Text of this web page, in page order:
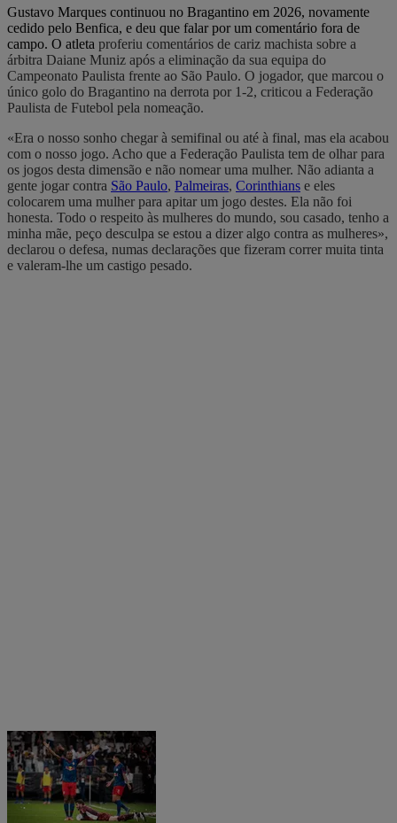
Gustavo Marques continuou no Bragantino em 2026, novamente
cedido pelo Benfica, e deu que falar por um comentário fora de
campo. O atleta proferiu comentários de cariz machista sobre a
árbitra Daiane Muniz após a eliminação da sua equipa do
Campeonato Paulista frente ao São Paulo. O jogador, que marcou o
único golo do Bragantino na derrota por 1-2, criticou a Federação
Paulista de Futebol pela nomeação.
«Era o nosso sonho chegar à semifinal ou até à final, mas ela acabou
com o nosso jogo. Acho que a Federação Paulista tem de olhar para
os jogos desta dimensão e não nomear uma mulher. Não adianta a
gente jogar contra São Paulo, Palmeiras, Corinthians e eles
colocarem uma mulher para apitar um jogo destes. Ela não foi
honesta. Todo o respeito às mulheres do mundo, sou casado, tenho a
minha mãe, peço desculpa se estou a dizer algo contra as mulheres»,
declarou o defesa, numas declarações que fizeram correr muita tinta
e valeram-lhe um castigo pesado.